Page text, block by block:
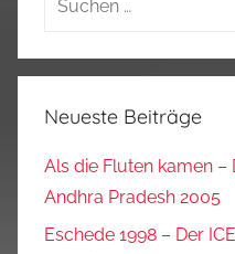
Neueste Beiträge
Als die Fluten kamen
Andhra Pradesh 2005
Eschede 1998 – Der